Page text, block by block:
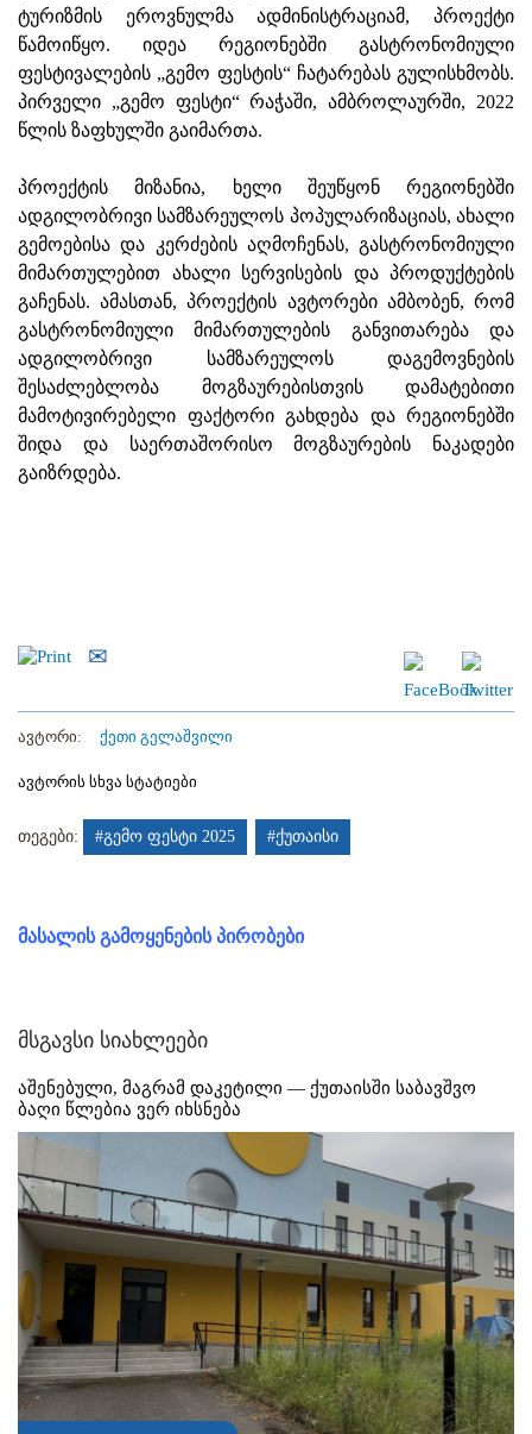
ტურიზმის ეროვნულმა ადმინისტრაციამ, პროექტი
წამოიწყო. იდეა რეგიონებში გასტრონომიული
ფესტივალების „გემო ფესტის“ ჩატარებას გულისხმობს.
პირველი „გემო ფესტი“ რაჭაში, ამბროლაურში, 2022
წლის ზაფხულში გაიმართა.
პროექტის მიზანია, ხელი შეუწყონ რეგიონებში
ადგილობრივი სამზარეულოს პოპულარიზაციას, ახალი
გემოებისა და კერძების აღმოჩენას, გასტრონომიული
მიმართულებით ახალი სერვისების და პროდუქტების
გაჩენას. ამასთან, პროექტის ავტორები ამბობენ, რომ
გასტრონომიული მიმართულების განვითარება და
ადგილობრივი სამზარეულოს დაგემოვნების
შესაძლებლობა მოგზაურებისთვის დამატებითი
მამოტივირებელი ფაქტორი გახდება და რეგიონებში
შიდა და საერთაშორისო მოგზაურების ნაკადები
გაიზრდება.
ავტორი: ქეთი გელაშვილი
ავტორის სხვა სტატიები
თეგები: #გემო ფესტი 2025 #ქუთაისი
მასალის გამოყენების პირობები
მსგავსი სიახლეები
აშენებული, მაგრამ დაკეტილი — ქუთაისში საბავშვო
ბაღი წლებია ვერ იხსნება